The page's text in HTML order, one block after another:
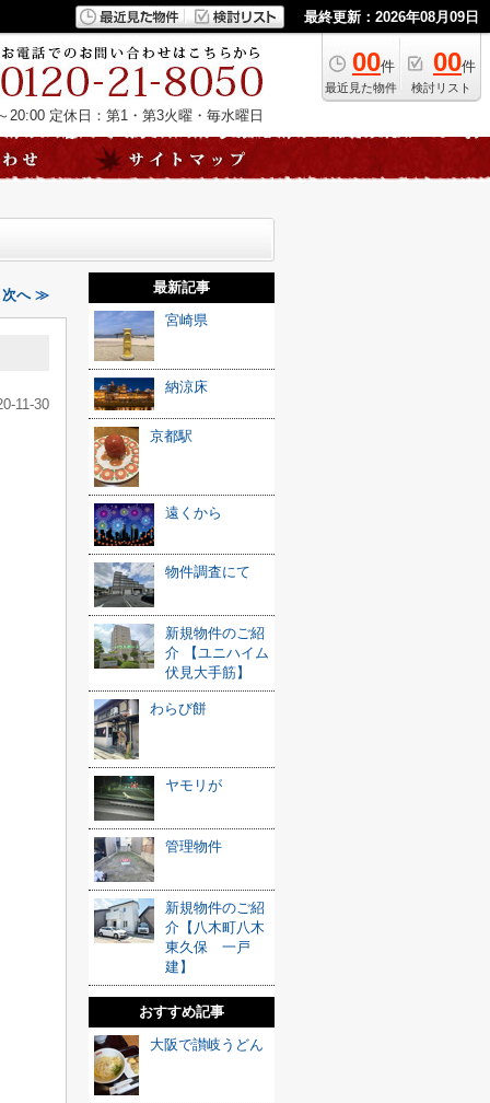
最終更新：2026年08月09日
00件
最近見た物件
00件
検討リスト
20:00 定休日：第1・第3火曜・毎水曜日
次へ ≫
11-30
最新記事
宮崎県
納涼床
京都駅
遠くから
物件調査にて
新規物件のご紹
介 【ユニハイム
伏見大手筋】
わらび餅
ヤモリが
管理物件
新規物件のご紹
介【八木町八木
東久保 一戸
建】
おすすめ記事
大阪で讃岐うどん